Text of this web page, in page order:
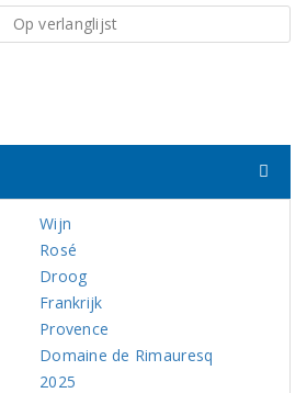
Op verlanglijst
Wijn
Rosé
Droog
Frankrijk
Provence
Domaine de Rimauresq
2025